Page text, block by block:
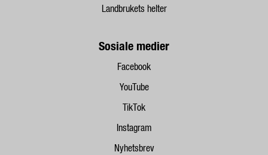
Landbrukets helter
Sosiale medier
Facebook
YouTube
TikTok
Instagram
Nyhetsbrev